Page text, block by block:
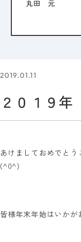
丸田 元
2019.01.11
２０１９年
あけましておめでと
(^0^)
皆様年末年始はいかが